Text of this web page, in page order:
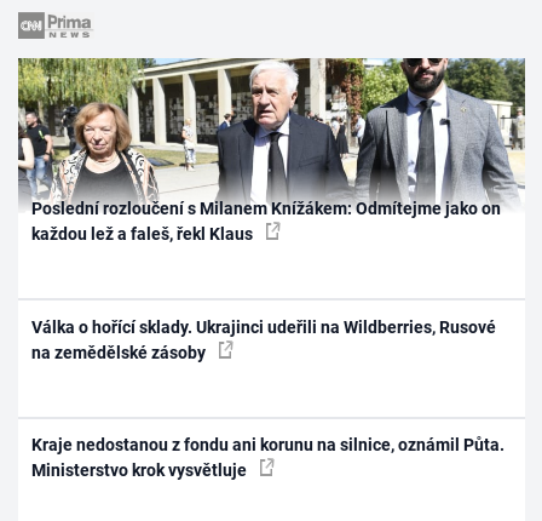
Poslední rozloučení s Milanem Knížákem: Odmítejme jako on
každou lež a faleš, řekl Klaus
Válka o hořící sklady. Ukrajinci udeřili na Wildberries, Rusové
na zemědělské zásoby
Kraje nedostanou z fondu ani korunu na silnice, oznámil Půta.
Ministerstvo krok vysvětluje